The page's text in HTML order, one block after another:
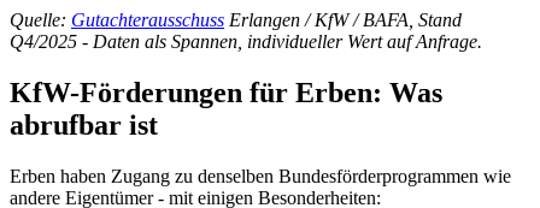
Quelle: Gutachterausschuss Erlangen / KfW / BAFA, Stand
Q4/2025 - Daten als Spannen, individueller Wert auf Anfrage.
KfW-Förderungen für Erben: Was
abrufbar ist
Erben haben Zugang zu denselben Bundesförderprogrammen wie
andere Eigentümer - mit einigen Besonderheiten: